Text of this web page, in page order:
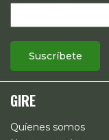
GIRE
Quíenes somos